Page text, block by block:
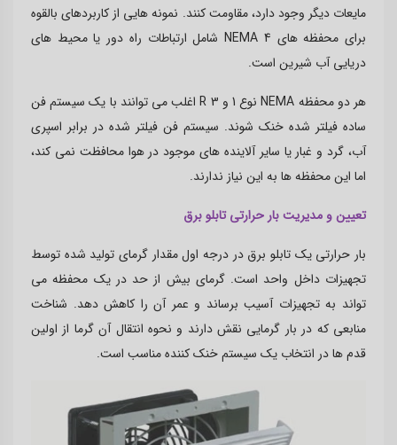
مایعات دیگر وجود دارد، مقاومت کنند. نمونه هایی از کاربردهای بالقوه
برای محفظه های NEMA 4 شامل ارتباطات راه دور یا محیط های
دریایی آب شیرین است.
هر دو محفظه NEMA نوع 1 و 3 Rاغلب می توانند با یک سیستم فن
ساده فیلتر شده خنک شوند. سیستم فن فیلتر شده در برابر اسپری
آب، گرد و غبار یا سایر آلاینده های موجود در هوا محافظت نمی کند،
اما این محفظه ها به این نیاز ندارند.
تعیین و مدیریت بار حرارتی تابلو برق
بار حرارتی یک تابلو برق در درجه اول مقدار گرمای تولید شده توسط
تجهیزات داخل واحد است. گرمای بیش از حد در یک محفظه می
تواند به تجهیزات آسیب برساند و عمر آن را کاهش دهد. شناخت
منابعی که در بار گرمایی نقش دارند و نحوه انتقال آن گرما از اولین
قدم ها در انتخاب یک سیستم خنک کننده مناسب است.